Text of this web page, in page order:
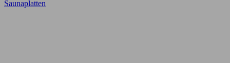
Saunaplatten